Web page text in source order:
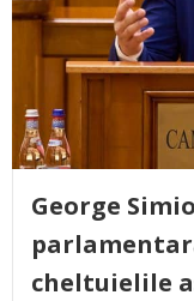
George
cheltuielile